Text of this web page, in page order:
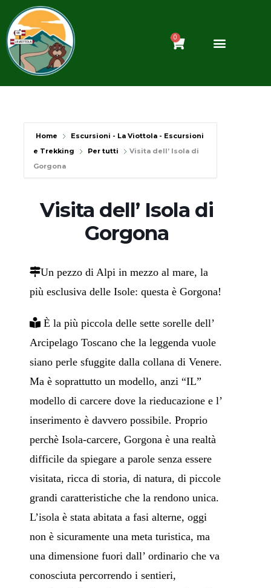
contenuto
0
Carrello
Home
Escursioni - La Viottola - Escursioni
e Trekking
Per tutti
Visita dell’ Isola di
Gorgona
Visita dell’ Isola di
Gorgona
Un pezzo di Alpi in mezzo al mare, la
più esclusiva delle Isole: questa è Gorgona!
È la più piccola delle sette sorelle dell’
Arcipelago Toscano che la leggenda vuole
siano perle sfuggite dalla collana di Venere.
Ma è soprattutto un modello, anzi “IL”
modello di carcere dove la rieducazione e l’
inserimento è davvero possibile. Proprio
perchè Isola-carcere, Gorgona è una realtà
difficile da spiegare a parole senza essere
visitata, ricca di storia, di natura, di piccole
grandi caratteristiche che la rendono unica.
L’isola è stata abitata a fasi alterne, oggi
non è sicuramente una meta turistica, ma
una dimensione fuori dall’ ordinario che va
conosciuta percorrendo i sentieri,